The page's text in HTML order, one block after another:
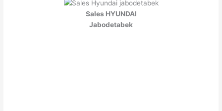
Sales HYUNDAI
Jabodetabek